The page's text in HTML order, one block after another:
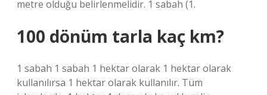
metre olduğu belirlenmelidir. 1 sabah (1.
100 dönüm tarla kaç km?
1 sabah 1 sabah 1 hektar olarak 1 hektar olarak
kullanılırsa 1 hektar olarak kullanılır. Tüm